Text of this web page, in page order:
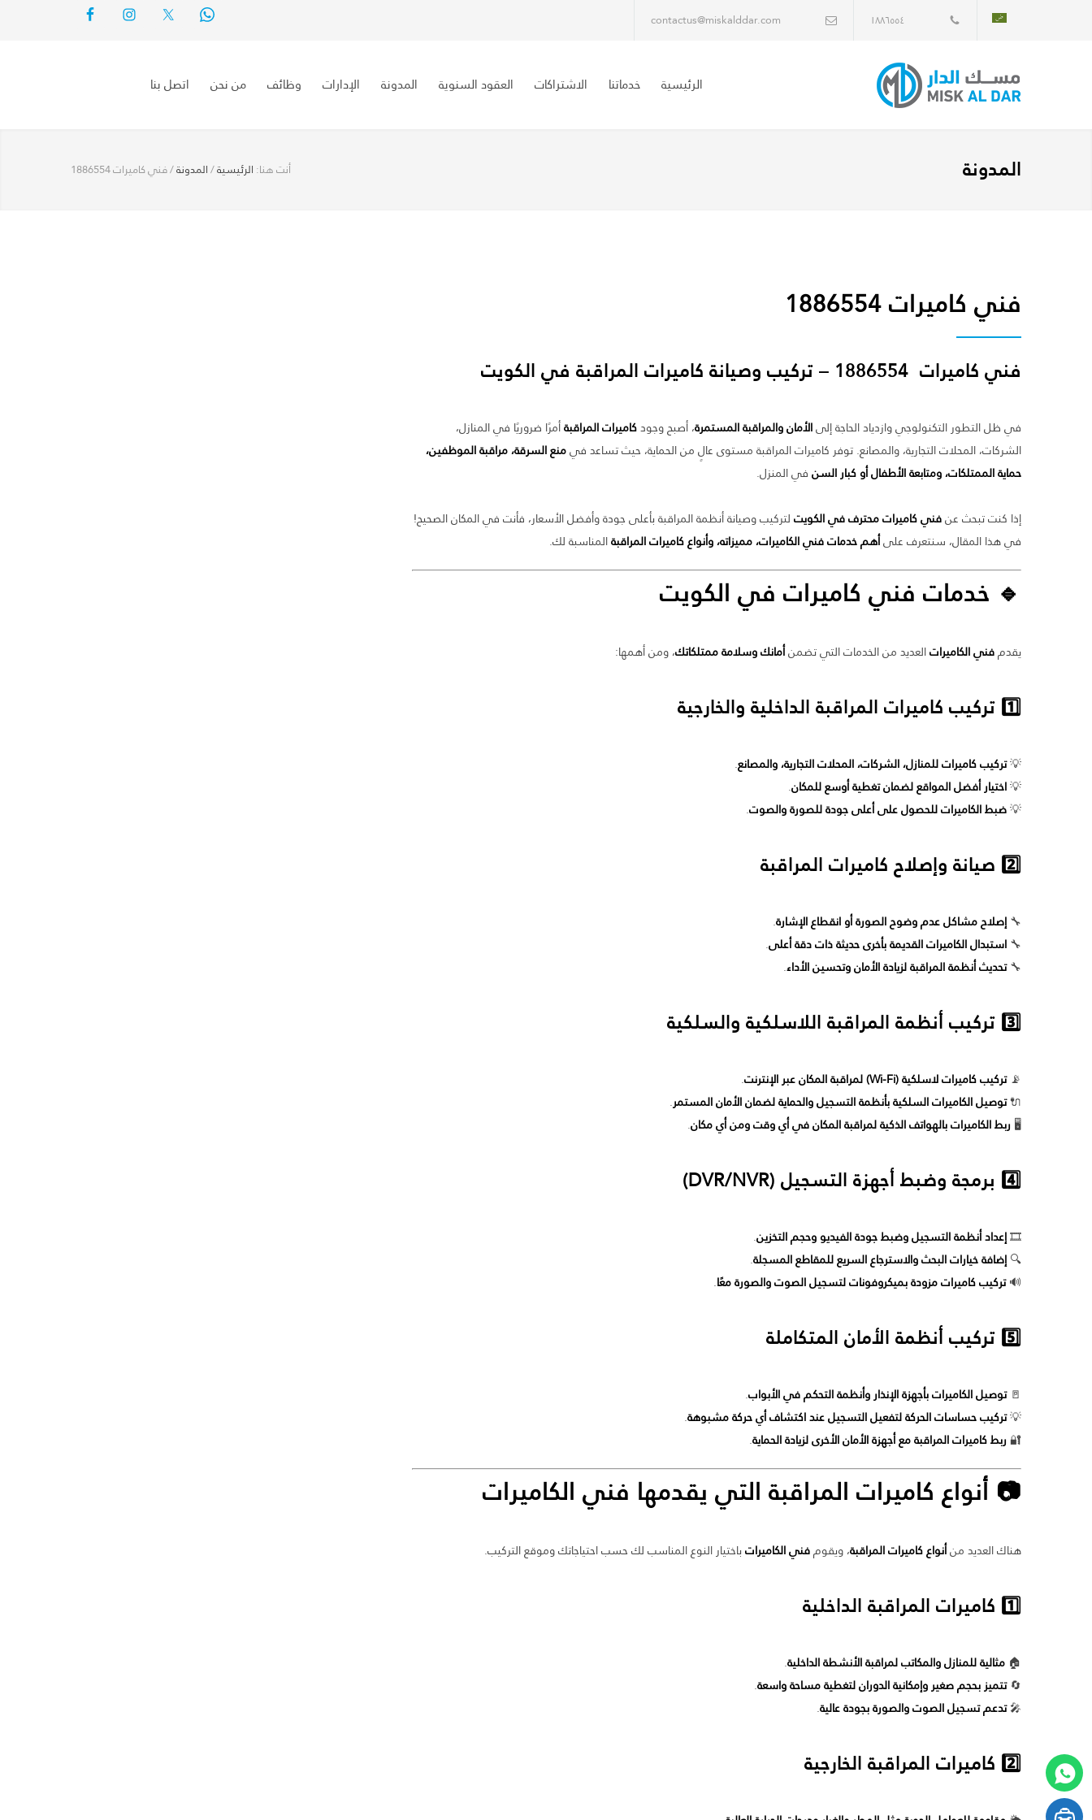
١٨٨٦٥٥٤ contactus@miskalddar.com
الرئيسية خدماتنا الاشتراكات العقود السنوية المدونة الإدارات وظائف من نحن اتصل بنا
المدونة أنت هنا: الرئيسية/المدونة/فني كاميرات 1886554
فني كاميرات 1886554
فني كاميرات
في ظل التطور التكنولوجي وازدياد الحاجة إلىالأمان والمراقبة المستمرة، أصبح وجودكاميرات المراقبةأمرًا ضروريًا في المنازل،
الشركات، المحلات التجارية، والمصانع. توفر كاميرات المراقبة مستوى عالٍ من الحماية، حيث تساعد فيمنع السرقة، مراقبة الموظفين،
حماية الممتلكات، ومتابعة الأطفال أو كبار السنفي المنزل.
إذا كنت تبحث عنفني كاميرات محترف في الكويتلتركيب وصيانة أنظمة المراقبة بأعلى جودة وأفضل الأسعار، فأنت في المكان الصحيح!
في هذا المقال، سنتعرف علىأهم خدمات فني الكاميرات، مميزاته، وأنواع كاميرات المراقبةالمناسبة لك.
🔹 خدمات فني كاميرات في الكويت
يقدمفني الكاميراتالعديد من الخدمات التي تضمنأمانك وسلامة ممتلكاتك، ومن أهمها:
1️⃣ تركيب كاميرات المراقبة الداخلية والخارجية
💡تركيب كاميرات للمنازل، الشركات، المحلات التجارية، والمصانع.
💡اختيار أفضل المواقع لضمان تغطية أوسع للمكان.
💡ضبط الكاميرات للحصول على أعلى جودة للصورة والصوت.
2️⃣ صيانة وإصلاح كاميرات المراقبة
🔧إصلاح مشاكل عدم وضوح الصورة أو انقطاع الإشارة.
🔧استبدال الكاميرات القديمة بأخرى حديثة ذات دقة أعلى.
🔧تحديث أنظمة المراقبة لزيادة الأمان وتحسين الأداء.
3️⃣ تركيب أنظمة المراقبة اللاسلكية والسلكية
📡تركيب كاميرات لاسلكية (Wi-Fi) لمراقبة المكان عبر الإنترنت
.
🔌توصيل الكاميرات السلكية بأنظمة التسجيل والحماية لضمان الأمان المستمر.
🖥 ربط الكاميرات بالهواتف الذكية لمراقبة المكان في أي وقت ومن أي مكان.
4️⃣ برمجة وضبط أجهزة التسجيل (DVR/NVR)
🎞إعداد أنظمة التسجيل وضبط جودة الفيديو وحجم التخزين.
🔍إضافة خيارات البحث والاسترجاع السريع للمقاطع المسجلة.
🔊تركيب كاميرات مزودة بميكروفونات لتسجيل الصوت والصورة معًا.
5️⃣ تركيب أنظمة الأمان المتكاملة
🚪توصيل الكاميرات بأجهزة الإنذار وأنظمة التحكم في الأبواب.
💡تركيب حساسات الحركة لتفعيل التسجيل عند اكتشاف أي حركة مشبوهة.
🔐 ربط كاميرات المراقبة مع أجهزة الأمان الأخرى لزيادة الحماية.
📷 أنواع كاميرات المراقبة التي يقدمها فني الكاميرات
هناك العديد منأنواع كاميرات المراقبة، ويقومفني الكاميراتباختيار النوع المناسب لك حسب احتياجاتك وموقع التركيب.
1️⃣ كاميرات المراقبة الداخلية
🏠 مثالية للمنازل والمكاتب لمراقبة الأنشطة الداخلية.
🔄تتميز بحجم صغير وإمكانية الدوران لتغطية مساحة واسعة.
🎤تدعم تسجيل الصوت والصورة بجودة عالية.
2️⃣ كاميرات المراقبة الخارجية